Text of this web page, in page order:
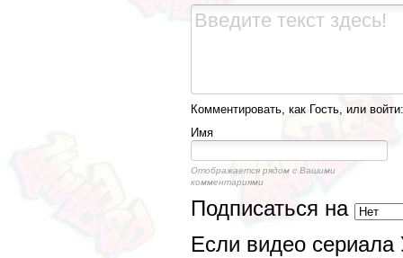
Комментировать, как Гость, или войти:
Имя
Отображается рядом с Вашими
комментариями
Подписаться на
Если видео сериала